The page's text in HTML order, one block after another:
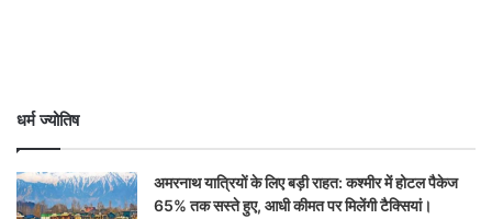
धर्म ज्योतिष
अमरनाथ यात्रियों के लिए बड़ी राहत: कश्मीर में होटल पैकेज
65% तक सस्ते हुए, आधी कीमत पर मिलेंगी टैक्सियां।